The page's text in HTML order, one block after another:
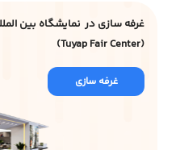
غرفه سازی در نمایشگاه بین
(Tuyap Fair Center)
غرفه سازی